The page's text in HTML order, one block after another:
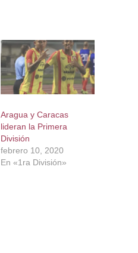
Aragua y Caracas
lideran la Primera
División
febrero 10, 2020
En «1ra División»